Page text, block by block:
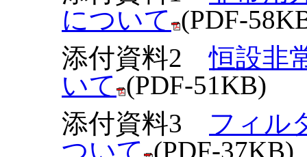
について (PDF-
添付資料2恒設非
いて (PDF-51KB)
添付資料3 フィル
ついて (PDF-37KB)